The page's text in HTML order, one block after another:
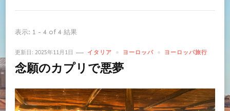
表示: 1 - 4 of 4 結果
更新日: 2025年11月1日 イタリア ヨーロッパ ヨーロッパ旅行
念願のカプリで悪夢